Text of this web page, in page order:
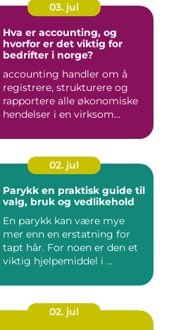
03. jul
Hva er accounting, og
hvorfor er det viktig for
bedrifter i norge?
accounting handler om å
registrere, strukturere og
rapportere alle økonomiske
hendelser i en virksom...
02. jul
Parykk en praktisk guide til
valg, bruk og vedlikehold
En parykk kan være mye
mer enn en erstatning for
tapt hår. For noen er den et
viktig hjelpemiddel i ...
02. jul